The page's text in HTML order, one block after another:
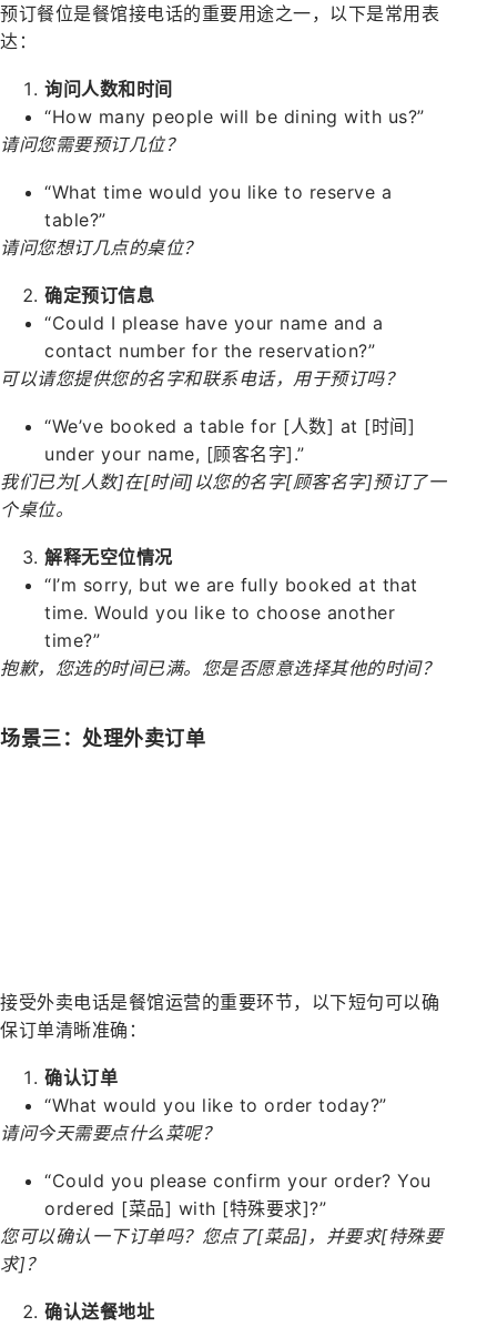
预订餐位是餐馆接电话的重要用途之一，以下是常用表
达：
询问人数和时间
“How many people will be dining with us?”
请问您需要预订几位？
“What time would you like to reserve a
table?”
请问您想订几点的桌位？
确定预订信息
“Could I please have your name and a
contact number for the reservation?”
可以请您提供您的名字和联系电话，用于预订吗？
“We’ve booked a table for [人数] at [时间]
under your name, [顾客名字].”
我们已为[人数]在[时间]以您的名字[顾客名字]预订了一
个桌位。
解释无空位情况
“I’m sorry, but we are fully booked at that
time. Would you like to choose another
time?”
抱歉，您选的时间已满。您是否愿意选择其他的时间？
场景三：处理外卖订单
接受外卖电话是餐馆运营的重要环节，以下短句可以确
保订单清晰准确：
确认订单
“What would you like to order today?”
请问今天需要点什么菜呢？
“Could you please confirm your order? You
ordered [菜品] with [特殊要求]?”
您可以确认一下订单吗？您点了[菜品]，并要求[特殊要
求]？
确认送餐地址